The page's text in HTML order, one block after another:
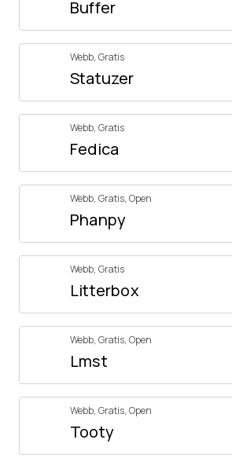
Buffer
Webb, Gratis
Statuzer
Webb, Gratis
Fedica
Webb, Gratis, Open
Phanpy
Webb, Gratis
Litterbox
Webb, Gratis, Open
Lmst
Webb, Gratis, Open
Tooty